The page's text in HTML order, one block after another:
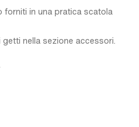
forniti in una pratica scatola
nella sezione accessori.